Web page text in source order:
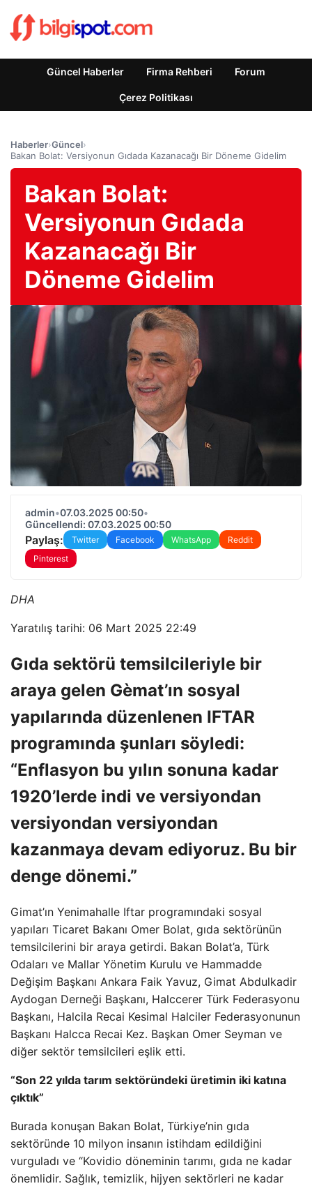
Güncel Haberler Firma Rehberi Forum
Çerez Politikası
Haberler›Güncel›
Bakan Bolat: Versiyonun Gıdada Kazanacağı Bir Döneme Gidelim
Bakan Bolat:
Versiyonun Gıdada
Kazanacağı Bir
Döneme Gidelim
admin•07.03.2025 00:50•
Güncellendi: 07.03.2025 00:50
Paylaş: Twitter Facebook WhatsApp
Reddit
Pinterest
DHA
Yaratılış tarihi: 06 Mart 2025 22:49
Gıda sektörü temsilcileriyle bir
araya gelen Gèmat’ın sosyal
yapılarında düzenlenen IFTAR
programında şunları söyledi:
“Enflasyon bu yılın sonuna kadar
1920’lerde indi ve versiyondan
versiyondan versiyondan
kazanmaya devam ediyoruz. Bu bir
denge dönemi.”
Gimat’ın Yenimahalle Iftar programındaki sosyal
yapıları Ticaret Bakanı Omer Bolat, gıda sektörünün
temsilcilerini bir araya getirdi. Bakan Bolat’a, Türk
Odaları ve Mallar Yönetim Kurulu ve Hammadde
Değişim Başkanı Ankara Faik Yavuz, Gimat Abdulkadir
Aydogan Derneği Başkanı, Halccerer Türk Federasyonu
Başkanı, Halcila Recai Kesimal Halciler Federasyonunun
Başkanı Halcca Recai Kez. Başkan Omer Seyman ve
diğer sektör temsilcileri eşlik etti.
“Son 22 yılda tarım sektöründeki üretimin iki katına
çıktık”
Burada konuşan Bakan Bolat, Türkiye’nin gıda
sektöründe 10 milyon insanın istihdam edildiğini
vurguladı ve “Kovidio döneminin tarımı, gıda ne kadar
önemlidir. Sağlık, temizlik, hijyen sektörleri ne kadar